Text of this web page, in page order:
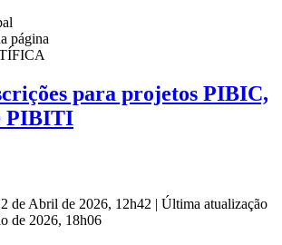
página
para projetos PIBIC,
PIBITI
de Abril de 2026, 12h42 | Última atualização
de 2026, 18h06